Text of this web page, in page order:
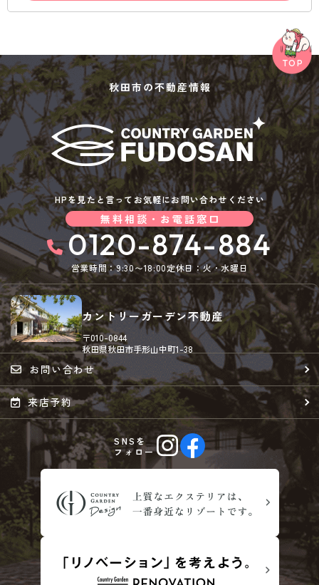
秋田市の不動産情報
HPを見たと言ってお気軽にお問い合わせください
無料相談・お電話窓口
0120-874-884
営業時間：9:30〜18:00定休日：火・水曜日
カントリーガーデン不動産
〒010-0844
秋田県秋田市手形山中町1-38
お問い合わせ
来店予約
SNSを
フォロー